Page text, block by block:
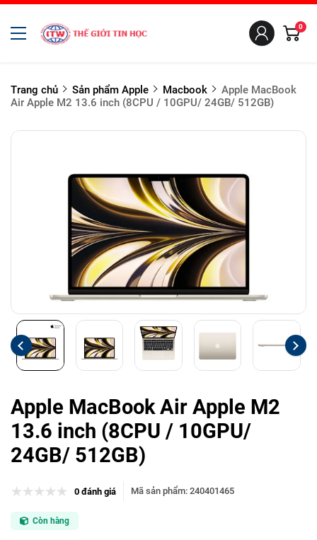
0
Trang chủ Sản phẩm Apple Macbook
Apple MacBook
Air Apple M2 13.6 inch (8CPU / 10GPU/ 24GB/ 512GB)
Apple MacBook Air Apple M2
13.6 inch (8CPU / 10GPU/
24GB/ 512GB)
0 đánh giá Mã sản phẩm: 240401465
Còn hàng